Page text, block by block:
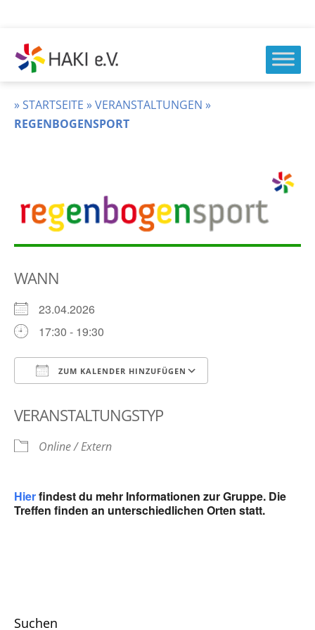
Inhalt
springen
HAKI
e.v.
»STARTSEITE »VERANSTALTUNGEN »
REGENBOGENSPORT
WANN
23.04.2026
17:30 - 19:30
ZUM KALENDER HINZUFÜGEN
VERANSTALTUNGSTYP
Online / Extern
Hierfindest du mehr Informationen zur Gruppe. Die
Treffen finden an unterschiedlichen Orten statt.
Suchen